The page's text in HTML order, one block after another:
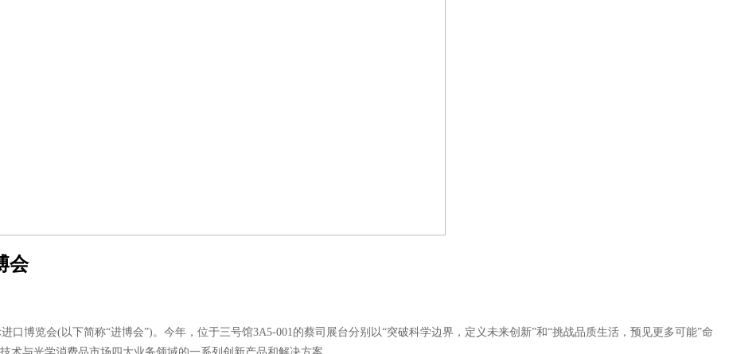
会
口博览会(以下简称“进博会”)。今年，位于三号馆3A5-001的蔡司展台分别以“突破科学边界，定义未来创新”和“挑战品质生活，预见更多可能”命